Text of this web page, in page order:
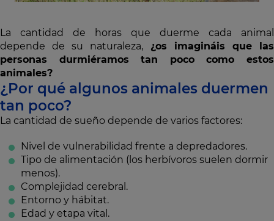
La cantidad de horas que duerme cada animal
depende de su naturaleza, ¿os imagináis que las
personas durmiéramos tan poco como estos
animales?
¿Por qué algunos animales duermen
tan poco?
La cantidad de sueño depende de varios factores:
Nivel de vulnerabilidad frente a depredadores.
Tipo de alimentación (los herbívoros suelen dormir
menos).
Complejidad cerebral.
Entorno y hábitat.
Edad y etapa vital.